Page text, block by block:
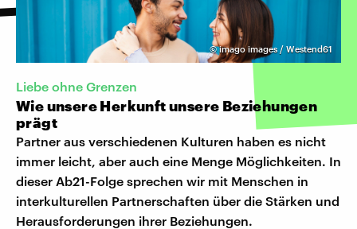
©imago images / Westend61
Liebe ohne Grenzen
Wie unsere Herkunft unsere Beziehungen
prägt
Partner aus verschiedenen Kulturen haben es nicht
immer leicht, aber auch eine Menge Möglichkeiten. In
dieser Ab21-Folge sprechen wir mit Menschen in
interkulturellen Partnerschaften über die Stärken und
Herausforderungen ihrer Beziehungen.